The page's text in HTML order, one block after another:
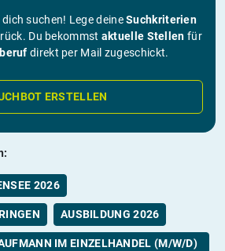
suchen! Lege deineSuchkriterien
Du bekommst aktuelle Stellen für
direkt per Mail zugeschickt.
ERSTELLEN
2026
AUSBILDUNG 2026
IM EINZELHANDEL (M/W/D)